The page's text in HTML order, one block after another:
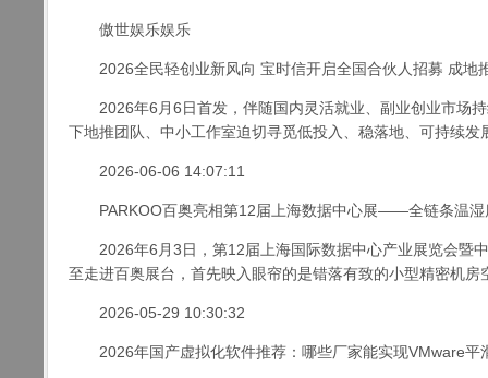
傲世娱乐娱乐
2026全民轻创业新风向 宝时信开启全国合伙人招募 成地
2026年6月6日首发，伴随国内灵活就业、副业创业市场持
下地推团队、中小工作室迫切寻觅低投入、稳落地、可持续发
2026-06-06 14:07:11
PARKOO百奥亮相第12届上海数据中心展——全链条温湿
2026年6月3日，第12届上海国际数据中心产业展览会暨
至走进百奥展台，首先映入眼帘的是错落有致的小型精密机房
2026-05-29 10:30:32
2026年国产虚拟化软件推荐：哪些厂家能实现VMware平